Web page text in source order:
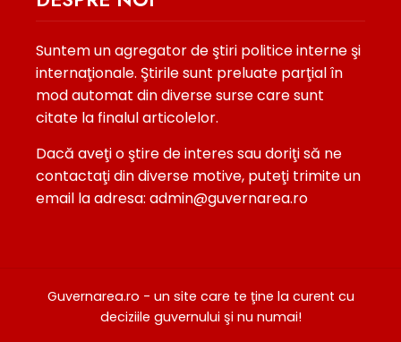
Suntem un agregator de ştiri politice interne şi
internaţionale. Ştirile sunt preluate parţial în
mod automat din diverse surse care sunt
citate la finalul articolelor.
Dacă aveţi o ştire de interes sau doriţi să ne
contactaţi din diverse motive, puteţi trimite un
email la adresa: admin@guvernarea.ro
Guvernarea.ro - un site care te ţine la curent cu
deciziile guvernului şi nu numai!